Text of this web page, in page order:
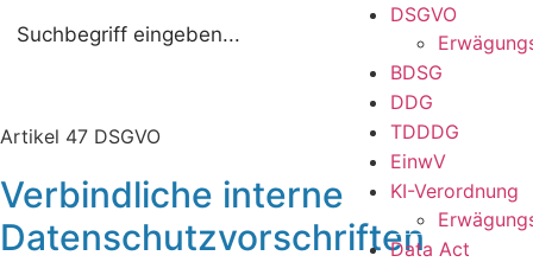
DSGVO
BDSG
DDG
TDDDG
EinwV
KI-Verordnung
Data Act
Artikel 47 DSGVO
Verbindliche interne
Datenschutzvorschriften